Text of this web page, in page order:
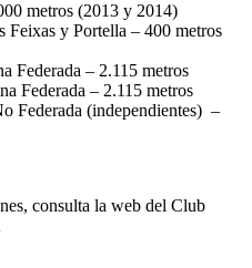
metros (2013 y 2014)
Feixas y Portella – 400 metros
Federada – 2.115 metros
Federada – 2.115 metros
Federada (independientes) –
consulta la web del Club